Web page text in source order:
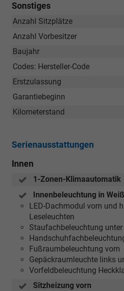
Sonstiges
Anzahl Sitzplätze
Anzahl Vorbesitzer
Baujahr
Codes: Hersteller-Code
Erstzulassung
Garantiebeginn
Kilometerstand
Serienausstattungen
Innen
1-Zonen-Klimaautomatik
Innenbeleuchtung in Weiß
LED-Dachmodul vorn und
Leseleuchten
Staufachbeleuchtung
Fußraumbeleuchtung vorn
Gepäckraumleuchte links
Vorfeldbeleuchtung
Sitzheizung vorn